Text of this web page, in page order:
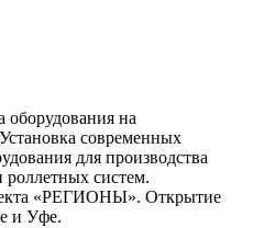
оборудования на
современных
для производства
систем.
«РЕГИОНЫ». Открытие
и Уфе.